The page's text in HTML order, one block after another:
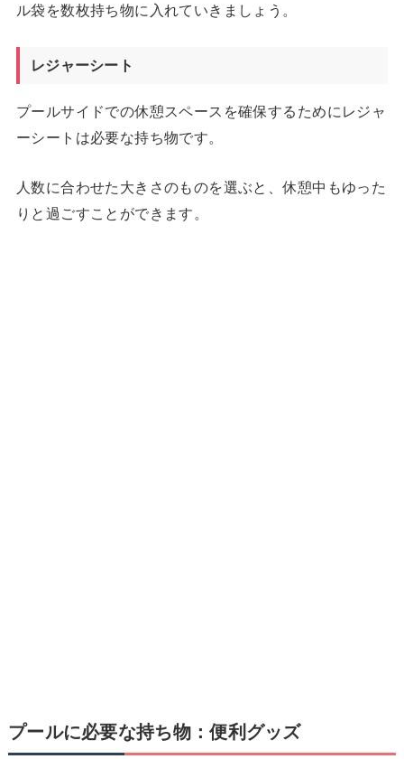
ル袋を数枚持ち物に入れていきましょう。
レジャーシート
プールサイドでの休憩スペースを確保するためにレジャ
ーシートは必要な持ち物です。
人数に合わせた大きさのものを選ぶと、休憩中もゆった
りと過ごすことができます。
プールに必要な持ち物：便利グッズ